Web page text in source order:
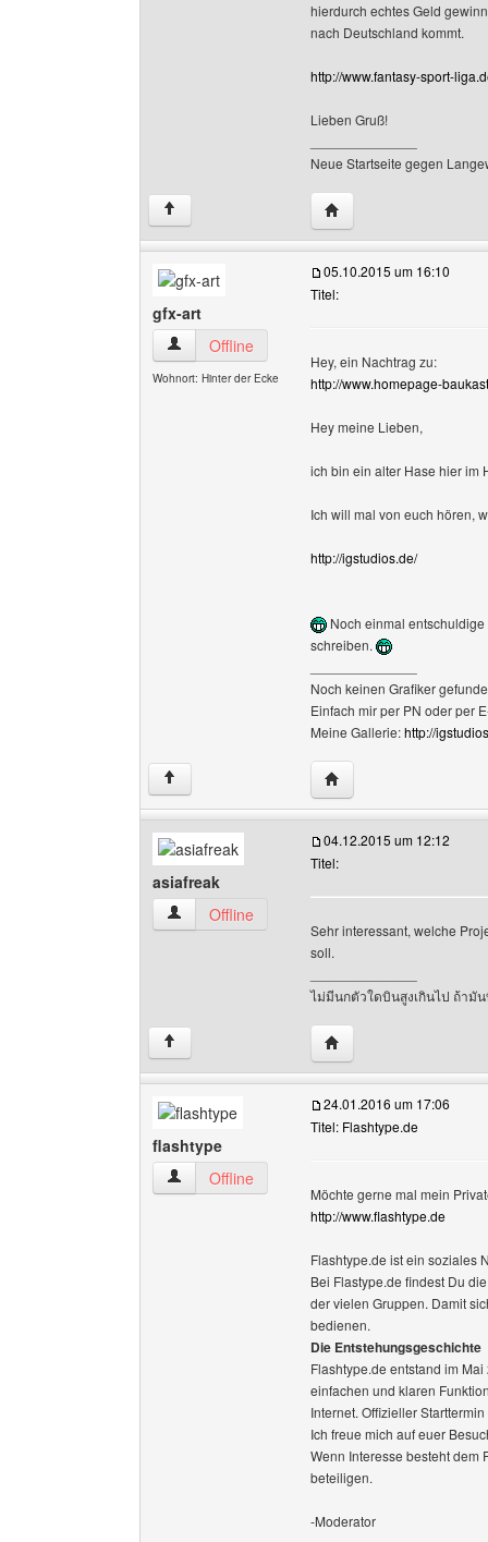
hierdurch echtes Geld
nach Deutschland kommt.
http://www.fantasy-sport-
Lieben Gruß!
Neue Startseite gegen
↑ Website dieses
gfx-art
gfx-art Benutzer-Profile anzeigen
Offline
Wohnort: Hinter der Ecke
05.10.2015 um 16:10
Titel:
Hey, ein Nachtrag zu:
http://www.homepage-
Hey meine Lieben,
ich bin ein alter Hase hier im
Ich will mal von euch hören,
http://igstudios.de/
Noch einmal
schreiben.
Noch keinen Grafiker
Einfach mir per PN oder per
Meine Gallerie:http://
↑ Website dieses
asiafreak
asiafreak Benutzer-Profile anzeigen
Offline
04.12.2015 um 12:12
Titel:
Sehr interessant, welche
soll.
ไม่มีนกตัวใดบินสูงเกินไป ถ้ามัน
↑ Website dieses
flashtype
flashtype Benutzer-Profile anzeigen
Offline
24.01.2016 um 17:06
Titel: Flashtype.de
Möchte gerne mal mein
http://www.flashtype.de
Flashtype.de ist ein soziales
Bei Flastype.de findest Du
der vielen Gruppen. Damit
bedienen.
Die Entstehungsgeschichte
Flashtype.de entstand im
einfachen und klaren
Internet. Offizieller
Ich freue mich auf euer
Wenn Interesse besteht dem
beteiligen.
-Moderator